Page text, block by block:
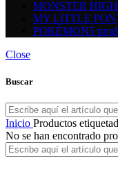
MONSTER HIGH
MY LITTLE
POKÉMON5
Close
Buscar
Inicio Productos
No se han encontrado